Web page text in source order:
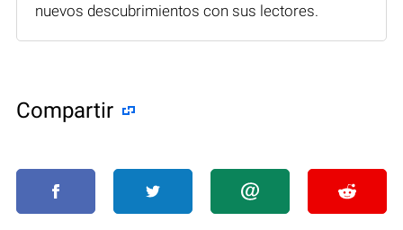
nuevos descubrimientos con sus lectores.
Compartir